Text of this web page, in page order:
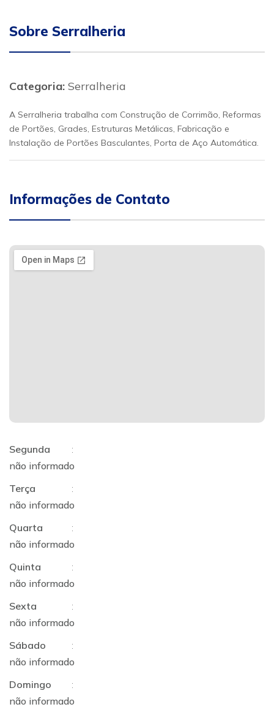
Sobre Serralheria
Categoria: Serralheria
A Serralheria trabalha com Construção de Corrimão, Reformas
de Portões, Grades, Estruturas Metálicas, Fabricação e
Instalação de Portões Basculantes, Porta de Aço Automática.
Informações de Contato
Segunda
:
não informado
Terça
:
não informado
Quarta
:
não informado
Quinta
:
não informado
Sexta
:
não informado
Sábado
:
não informado
Domingo
:
não informado